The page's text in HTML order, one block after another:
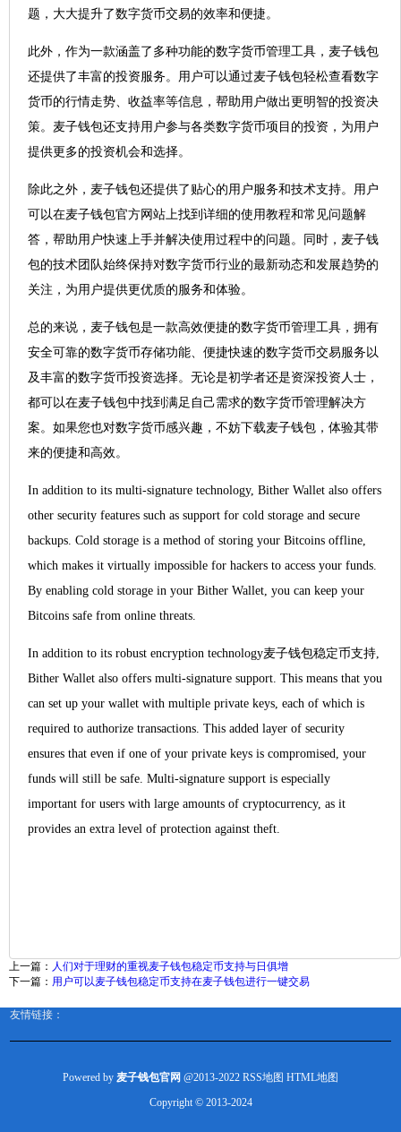
题，大大提升了数字货币交易的效率和便捷。
此外，作为一款涵盖了多种功能的数字货币管理工具，麦子钱包
还提供了丰富的投资服务。用户可以通过麦子钱包轻松查看数字
货币的行情走势、收益率等信息，帮助用户做出更明智的投资决
策。麦子钱包还支持用户参与各类数字货币项目的投资，为用户
提供更多的投资机会和选择。
除此之外，麦子钱包还提供了贴心的用户服务和技术支持。用户
可以在麦子钱包官方网站上找到详细的使用教程和常见问题解
答，帮助用户快速上手并解决使用过程中的问题。同时，麦子钱
包的技术团队始终保持对数字货币行业的最新动态和发展趋势的
关注，为用户提供更优质的服务和体验。
总的来说，麦子钱包是一款高效便捷的数字货币管理工具，拥有
安全可靠的数字货币存储功能、便捷快速的数字货币交易服务以
及丰富的数字货币投资选择。无论是初学者还是资深投资人士，
都可以在麦子钱包中找到满足自己需求的数字货币管理解决方
案。如果您也对数字货币感兴趣，不妨下载麦子钱包，体验其带
来的便捷和高效。
In addition to its multi-signature technology, Bither Wallet also offers
other security features such as support for cold storage and secure
backups. Cold storage is a method of storing your Bitcoins offline,
which makes it virtually impossible for hackers to access your funds.
By enabling cold storage in your Bither Wallet, you can keep your
Bitcoins safe from online threats.
In addition to its robust encryption technology麦子钱包稳定币支持,
Bither Wallet also offers multi-signature support. This means that you
can set up your wallet with multiple private keys, each of which is
required to authorize transactions. This added layer of security
ensures that even if one of your private keys is compromised, your
funds will still be safe. Multi-signature support is especially
important for users with large amounts of cryptocurrency, as it
provides an extra level of protection against theft.
上一篇： 人们对于理财的重视麦子钱包稳定币支持与日俱增
下一篇： 用户可以麦子钱包稳定币支持在麦子钱包进行一键交易
友情链接：
Powered by 麦子钱包官网 @2013-2022 RSS地图 HTML地图
Copyright© 2013-2024